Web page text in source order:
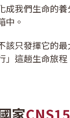
成我們生命的
中。
該只發揮它的
」這趟生命旅